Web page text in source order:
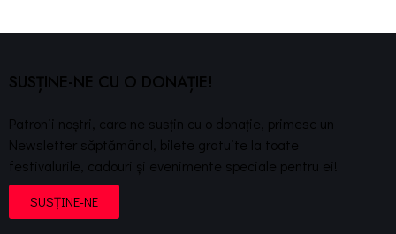
SUSȚINE-NE CU O DONAȚIE!
Patronii noștri, care ne susțin cu o donație, primesc un
Newsletter săptămânal, bilete gratuite la toate
festivalurile, cadouri și evenimente speciale pentru ei!
SUSȚINE-NE